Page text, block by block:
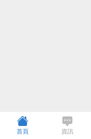
首頁 資訊